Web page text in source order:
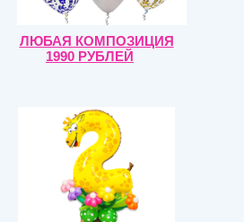
ЛЮБАЯ КОМПОЗИЦИЯ
1990 РУБЛЕЙ